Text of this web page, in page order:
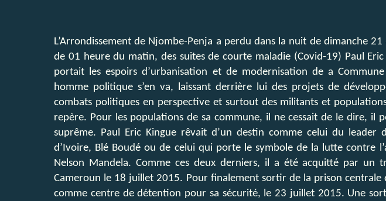
L’Arrondissement de Njombe-Penja a perdu dans la nuit de dimanche
de 01 heure du matin, des suites de courte maladie (Covid-19) Paul
portait les espoirs d’urbanisation et de modernisation de a
homme politique s’en va, laissant derrière lui des projets de
combats politiques en perspective et surtout des militants et
repère. Pour les populations de sa commune, il ne cessait de le dire, il
suprême. Paul Eric Kingue rêvait d’un destin comme celui du leader
d’Ivoire, Blé Boudé ou de celui qui porte le symbole de la lutte contre
Nelson Mandela. Comme ces deux derniers, il a été acquitté par un
Cameroun le 18 juillet 2015. Pour finalement sortir de la prison centrale
comme centre de détention pour sa sécurité, le 23 juillet 2015. Une